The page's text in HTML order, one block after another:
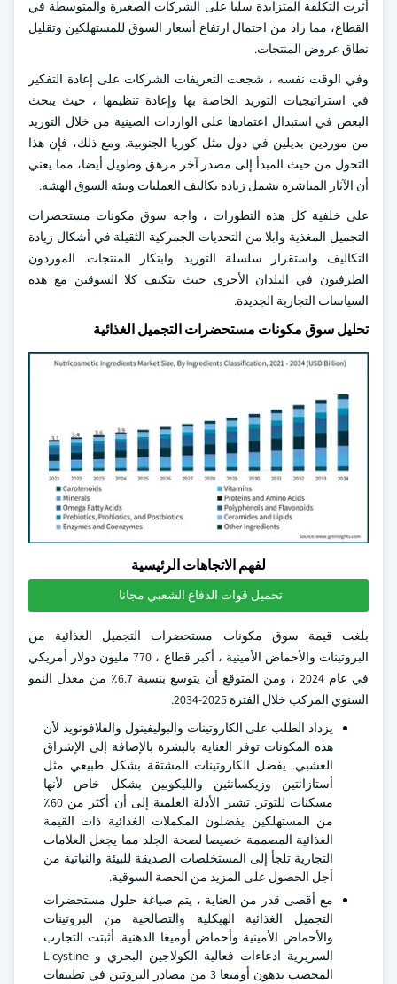
أثرت التكلفة المتزايدة سلبا على الشركات الصغيرة والمتوسطة في
القطاع، مما زاد من احتمال ارتفاع أسعار السوق للمستهلكين وتقليل
نطاق عروض المنتجات.
وفي الوقت نفسه ، شجعت التعريفات الشركات على إعادة التفكير
في استراتيجيات التوريد الخاصة بها وإعادة تنظيمها ، حيث يبحث
البعض في استبدال اعتمادها على الواردات الصينية من خلال التوريد
من موردين بديلين في دول مثل كوريا الجنوبية. ومع ذلك، فإن هذا
التحول من حيث المبدأ إلى مصدر آخر مرهق وطويل أيضا، مما يعني
أن الآثار المباشرة تشمل زيادة تكاليف العمليات وبيئة السوق الهشة.
على خلفية كل هذه التطورات ، واجه سوق مكونات مستحضرات
التجميل المغذية وابلا من التحديات الجمركية الثقيلة في أشكال زيادة
التكاليف واستقرار سلسلة التوريد وابتكار المنتجات. الموردون
الطرفيون في البلدان الأخرى حيث يتكيف كلا السوقين مع هذه
السياسات التجارية الجديدة.
تحليل سوق مكونات مستحضرات التجميل الغذائية
لفهم الاتجاهات الرئيسية
تحميل قوات الدفاع الشعبي مجانا
بلغت قيمة سوق مكونات مستحضرات التجميل الغذائية من
البروتينات والأحماض الأمينية ، أكبر قطاع ، 770 مليون دولار أمريكي
في عام 2024 ، ومن المتوقع أن يتوسع بنسبة 6.7٪ من معدل النمو
السنوي المركب خلال الفترة 2025-2034.
يزداد الطلب على الكاروتينات والبوليفينول والفلافونويد لأن
هذه المكونات توفر العناية بالبشرة بالإضافة إلى الإشراق
العشبي. يفضل الكاروتينات المشتقة بشكل طبيعي مثل
أستازانتين وزيكسانثين والليكوبين بشكل خاص لأنها
مسكنات للتوتر. تشير الأدلة العلمية إلى أن أكثر من 60٪
من المستهلكين يفضلون المكملات الغذائية ذات القيمة
الغذائية المصممة خصيصا لصحة الجلد مما يجعل العلامات
التجارية تلجأ إلى المستخلصات الصديقة للبيئة والنباتية من
أجل الحصول على المزيد من الحصة السوقية.
مع أقصى قدر من العناية ، يتم صياغة حلول مستحضرات
التجميل الغذائية الهيكلية والتصالحية من البروتينات
والأحماض الأمينية وأحماض أوميغا الدهنية. أثبتت التجارب
السريرية ادعاءات فعالية الكولاجين البحري و L-cystine
المخصب بدهون أوميغا 3 من مصادر البروتين في تطبيقات